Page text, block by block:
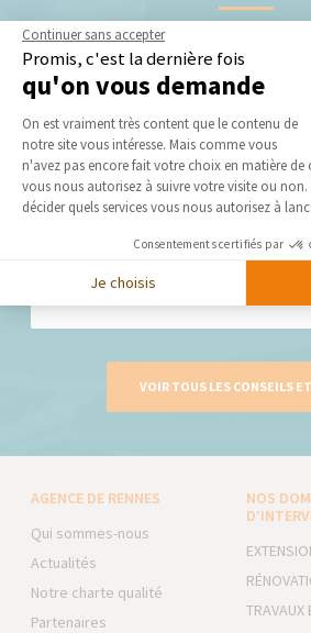
Nos derniers
Notre partenaire, Tollens,
qualité de l'air intérieur
Tollens, partenaire de La Maison Des
VOIR TOUS LES CONSEILS
AGENCE DE RENNES
Qui sommes-nous
Actualités
Notre charte qualité
Partenaires
NOS
TRAVAUX
Continuer sans accepter
Promis, c'est la dernière fois
qu'on vous demande
Plateforme de Gestion
On est vraiment très content que le contenu de
notre site vous intéresse. Mais comme vous
n'avez pas encore fait votre choix en matière de
vous nous autorisez à suivre votre visite ou
décider quels services vous nous autorisez à
Consentements certifiés par
Je choisis
Axeptio consent